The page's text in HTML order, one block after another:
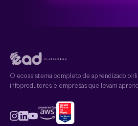
O ecossistema completo de aprendizado
infoprodutores e empresas que levam